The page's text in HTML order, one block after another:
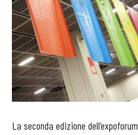
La seconda edizione dell’expoforum